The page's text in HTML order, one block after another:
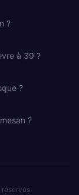
?
à 39 ?
?
?
réservés